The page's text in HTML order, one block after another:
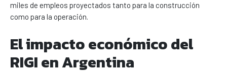
miles de empleos proyectados tanto para la construcción
como para la operación.
El impacto económico del
RIGI en Argentina